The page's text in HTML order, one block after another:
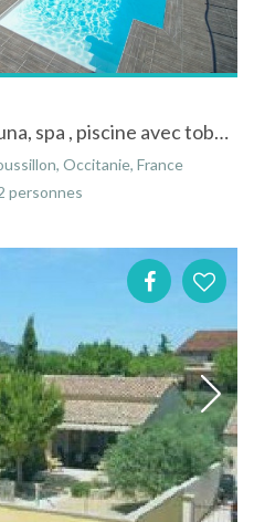
LA COMBE BLANCHE sauna, spa , piscine avec toboggan aquatique 18 ml
Occitanie, France
personnes